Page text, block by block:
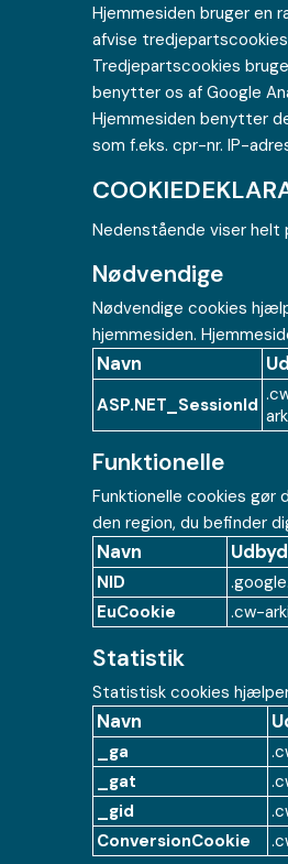
Hjemmesiden bruger en
afvise tredjepartscookies
Tredjepartscookies
benytter os af Google
Hjemmesiden benytter
som f.eks. cpr-nr. IP-
Nedenstående viser
Nødvendige
Nødvendige cookies
hjemmesiden.
Navn
ASP.NET_SessionId
Funktionelle
Funktionelle cookies gør
den region, du befinder
Navn
NID
EuCookie
.cw-
Statistik
Statistisk cookies
Navn
_ga
_gat
_gid
ConversionCookie